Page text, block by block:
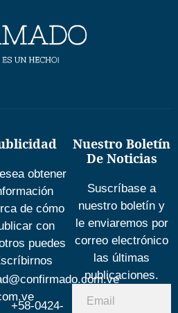
obtener
de cómo
con
puedes
+58-0424-
Nuestro Boletín
De Noticias
Suscríbase a
nuestro boletín y
le enviaremos por
correo electrónico
las últimas
publicaciones.